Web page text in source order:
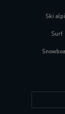
Ski
Surf